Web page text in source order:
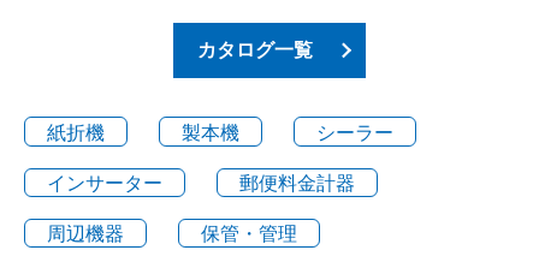
カタログ一覧
紙折機 製本機 シーラー
インサーター 郵便料金計器
周辺機器 保管・管理